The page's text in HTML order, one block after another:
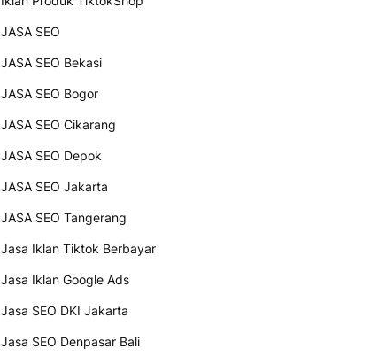
JASA SEO
JASA SEO Bekasi
JASA SEO Bogor
JASA SEO Cikarang
JASA SEO Depok
JASA SEO Jakarta
JASA SEO Tangerang
Jasa Iklan Tiktok Berbayar
Jasa Iklan Google Ads
Jasa SEO DKI Jakarta
Jasa SEO Denpasar Bali